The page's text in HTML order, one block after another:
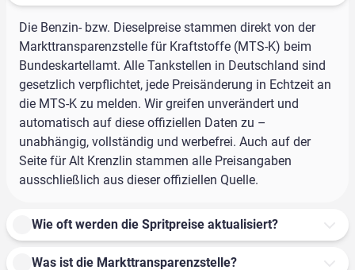
Die Benzin- bzw. Dieselpreise stammen direkt von der
Markttransparenzstelle für Kraftstoffe (MTS-K) beim
Bundeskartellamt. Alle Tankstellen in Deutschland sind
gesetzlich verpflichtet, jede Preisänderung in Echtzeit an
die MTS-K zu melden. Wir greifen unverändert und
automatisch auf diese offiziellen Daten zu –
unabhängig, vollständig und werbefrei. Auch auf der
Seite für Alt Krenzlin stammen alle Preisangaben
ausschließlich aus dieser offiziellen Quelle.
Wie oft werden die Spritpreise aktualisiert?
Was ist die Markttransparenzstelle?